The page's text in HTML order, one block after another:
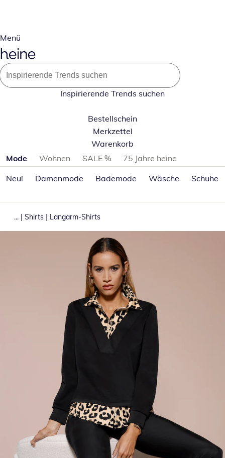
Menü
Inspirierende Trends suchen
Bestellschein
Merkzettel
Warenkorb
Produktkategorien überspringen
Mode Wohnen SALE %
75 Jahre heine
Neu!
Damenmode Bademode Wäsche Schuhe
... | Shirts | Langarm-Shirts